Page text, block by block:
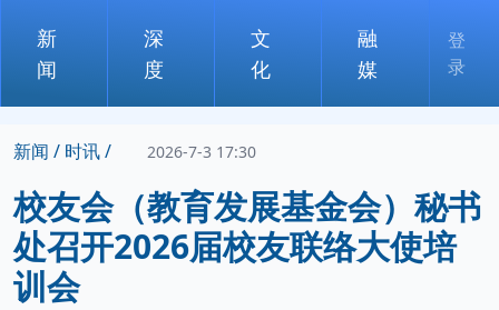
新
闻
深
度
文
化
融
媒
登
录
新闻 / 时讯 / 2026-7-3 17:30
校友会（教育发展基金会）秘书
处召开2026届校友联络大使培
训会